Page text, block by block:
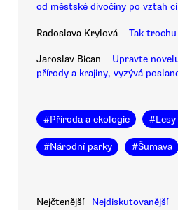
od městské divočiny po vztah
Radoslava Krylová Tak
Jaroslav Bican
Upravte
přírody a krajiny, vyzývá
#Příroda a ekologie #Lesy
#Národní parky #Šumava
Nejčtenější
Nejdiskutovanější